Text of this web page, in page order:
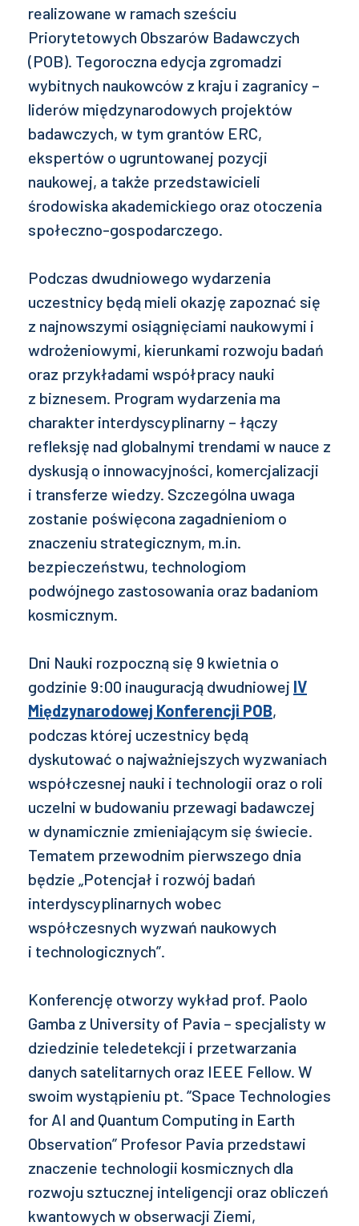
realizowane w ramach sześciu
Priorytetowych Obszarów Badawczych
(POB). Tegoroczna edycja zgromadzi
wybitnych naukowców z kraju i zagranicy –
liderów międzynarodowych projektów
badawczych, w tym grantów ERC,
ekspertów o ugruntowanej pozycji
naukowej, a także przedstawicieli
środowiska akademickiego oraz otoczenia
społeczno-gospodarczego.
Podczas dwudniowego wydarzenia
uczestnicy będą mieli okazję zapoznać się
z najnowszymi osiągnięciami naukowymi i
wdrożeniowymi, kierunkami rozwoju badań
oraz przykładami współpracy nauki
z biznesem. Program wydarzenia ma
charakter interdyscyplinarny – łączy
refleksję nad globalnymi trendami w nauce z
dyskusją o innowacyjności, komercjalizacji
i transferze wiedzy. Szczególna uwaga
zostanie poświęcona zagadnieniom o
znaczeniu strategicznym, m.in.
bezpieczeństwu, technologiom
podwójnego zastosowania oraz badaniom
kosmicznym.
Dni Nauki rozpoczną się 9 kwietnia o
godzinie 9:00 inauguracją dwudniowej IV
Międzynarodowej Konferencji POB,
podczas której uczestnicy będą
dyskutować o najważniejszych wyzwaniach
współczesnej nauki i technologii oraz o roli
uczelni w budowaniu przewagi badawczej
w dynamicznie zmieniającym się świecie.
Tematem przewodnim pierwszego dnia
będzie „Potencjał i rozwój badań
interdyscyplinarnych wobec
współczesnych wyzwań naukowych
i technologicznych”.
Konferencję otworzy wykład prof. Paolo
Gamba z University of Pavia – specjalisty w
dziedzinie teledetekcji i przetwarzania
danych satelitarnych oraz IEEE Fellow. W
swoim wystąpieniu pt. “Space Technologies
for AI and Quantum Computing in Earth
Observation” Profesor Pavia przedstawi
znaczenie technologii kosmicznych dla
rozwoju sztucznej inteligencji oraz obliczeń
kwantowych w obserwacji Ziemi,